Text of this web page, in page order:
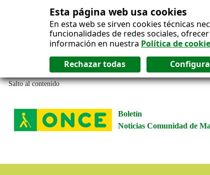
Esta página web usa cookies
En esta web se sirven cookies técnicas
funcionalidades de redes sociales,
información en nuestra Política de
Salto al contenido
Boletín
Noticias Comunidad de